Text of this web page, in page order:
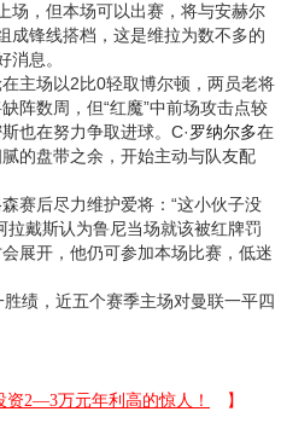
上场，但本场可以出赛，将与安赫尔
成锋线搭档，这是维拉为数不多的
消息。
主场以2比0轻取博尔顿，两员老将
阵数周，但“红魔”中前场攻击点较
也在努力争取进球。C·罗纳尔多在
的盘带之余，开始主动与队友配
赛后尽力维护爱将：“这小伙子没
戴斯认为鲁尼当场就该被红牌罚
展开，他仍可参加本场比赛，低迷
绩，近五个赛季主场对曼联一平四